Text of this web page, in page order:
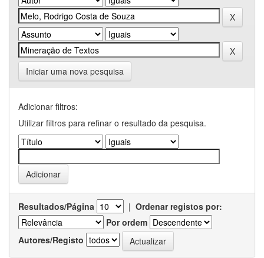
Iniciar uma nova pesquisa
Adicionar filtros:
Utilizar filtros para refinar o resultado da pesquisa.
Resultados/Página | Ordenar registos por:
Por ordem
Autores/Registo